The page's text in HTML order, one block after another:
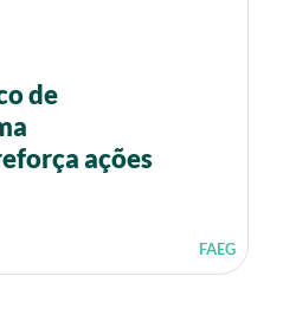
de
ações
FAEG